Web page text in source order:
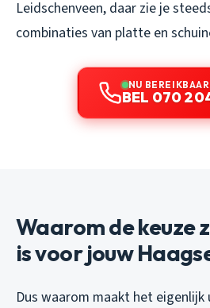
Leidschenveen, daar zie je
combinaties van platte en
NU BEREIKBAAR
BEL 070
Waarom de keuze
is voor jouw
Dus waarom maakt het